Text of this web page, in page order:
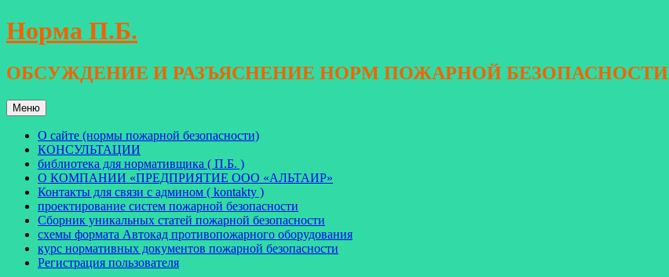
Перейти
к
Норма П.Б.
ОБСУЖДЕНИЕ И РАЗЪЯСНЕНИЕ НОРМ ПОЖАРНОЙ БЕЗОПАСНОСТИ
Меню
О сайте (нормы пожарной безопасности)
КОНСУЛЬТАЦИИ
библиотека для нормативщика ( П.Б. )
О КОМПАНИИ «ПРЕДПРИЯТИЕ ООО «АЛЬТАИР»
Контакты для связи с админом ( kontakty )
проектирование систем пожарной безопасности
Сборник уникальных статей пожарной безопасности
схемы формата Автокад противопожарного оборудования
курс нормативных документов пожарной безопасности
Регистрация пользователя